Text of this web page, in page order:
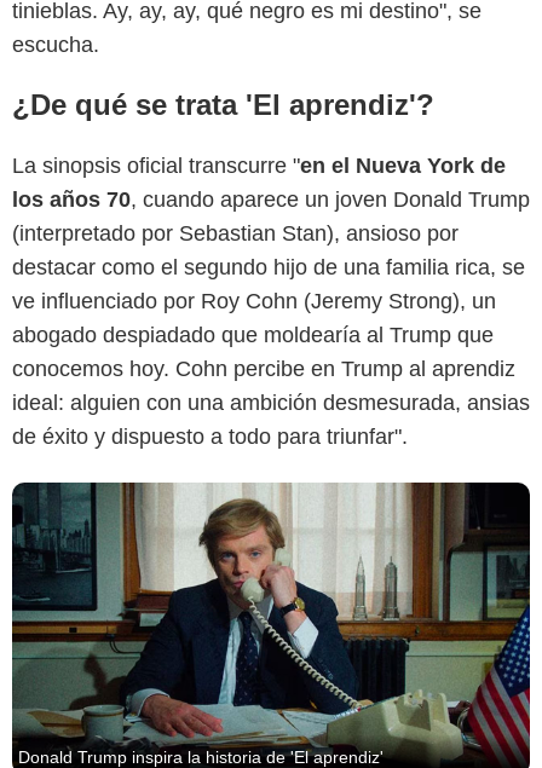
tinieblas. Ay, ay, ay, qué negro es mi destino", se
escucha.
¿De qué se trata 'El aprendiz'?
La sinopsis oficial transcurre "en el Nueva York de
los años 70, cuando aparece un joven Donald Trump
(interpretado por Sebastian Stan), ansioso por
destacar como el segundo hijo de una familia rica, se
ve influenciado por Roy Cohn (Jeremy Strong), un
abogado despiadado que moldearía al Trump que
conocemos hoy. Cohn percibe en Trump al aprendiz
ideal: alguien con una ambición desmesurada, ansias
de éxito y dispuesto a todo para triunfar".
Scythia Films
Donald Trump inspira la historia de 'El aprendiz'